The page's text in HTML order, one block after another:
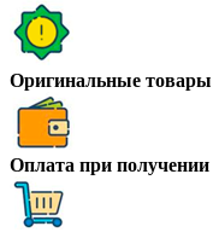
Оригинальные товары
Оплата при получении